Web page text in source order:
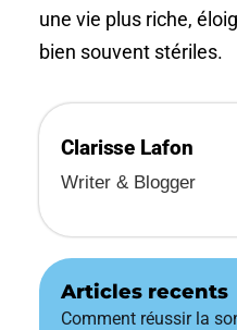
une vie plus riche,
bien souvent stériles.
Clarisse Lafon
Writer & Blogger
Articles recents
Comment réussir la